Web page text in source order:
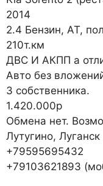
2014
2.4 Бензин, АТ,
210т.км
ДВС И АКПП а
Авто без
3 собственника.
1.420.000р
Обмена нет.
Лутугино, Луганск
+79595695432
+79103621893